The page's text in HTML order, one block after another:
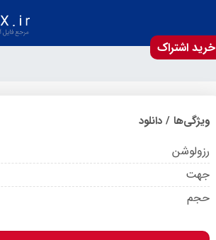
خرید اشتراک
ویژگی‌ها / دانلود
رزولوشن
جهت
حجم